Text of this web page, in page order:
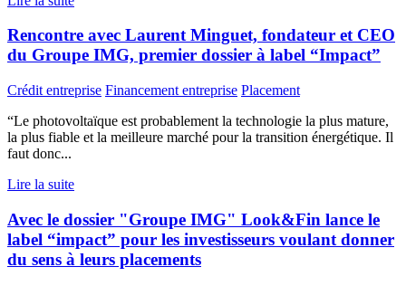
Rencontre avec Laurent Minguet, fondateur et CEO
du Groupe IMG, premier dossier à label “Impact”
Crédit entreprise Financement entreprise Placement
“Le photovoltaïque est probablement la technologie la plus mature,
la plus fiable et la meilleure marché pour la transition énergétique. Il
faut donc...
Lire la suite
Avec le dossier "Groupe IMG" Look&Fin lance le
label “impact” pour les investisseurs voulant donner
du sens à leurs placements